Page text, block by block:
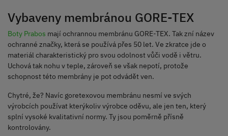
Vybaveny membránou GORE-TEX
Boty Prabos mají ochrannou membránu GORE-TEX. Tak zní název
ochranné značky, která se používá přes 50 let. Ve zkratce jde o
materiál charakteristický pro svou odolnost vůči vodě i větru.
Uchová tak nohu v teple, zároveň se však nepotí, protože
schopnost této membrány je pot odvádět ven.
Chytré, že? Navíc goretexovou membránu nesmí ve svých
výrobcích používat kterýkoliv výrobce oděvu, ale jen ten, který
splní vysoké kvalitativní normy. Ty jsou poměrně přísně
kontrolovány.